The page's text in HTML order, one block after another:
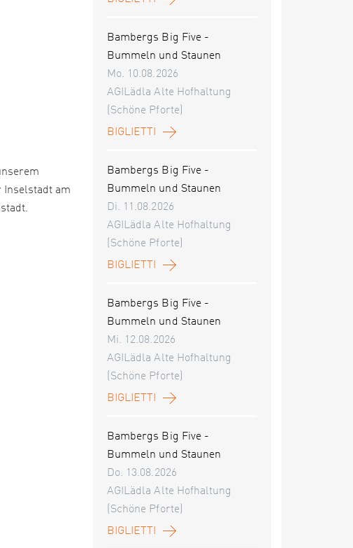
Inselstadt am
Bambergs Big Five -
Bummeln und Staunen
Mo. 10.08.2026
AGILädla Alte Hofhaltung
(Schöne Pforte)
BIGLIETTI
Bambergs Big Five -
Bummeln und Staunen
Di. 11.08.2026
AGILädla Alte Hofhaltung
(Schöne Pforte)
BIGLIETTI
Bambergs Big Five -
Bummeln und Staunen
Mi. 12.08.2026
AGILädla Alte Hofhaltung
(Schöne Pforte)
BIGLIETTI
Bambergs Big Five -
Bummeln und Staunen
Do. 13.08.2026
AGILädla Alte Hofhaltung
(Schöne Pforte)
BIGLIETTI